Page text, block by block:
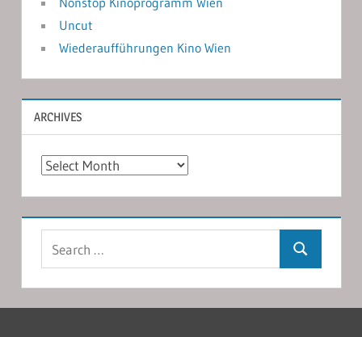
Uncut
Wiederaufführungen Kino Wien
ARCHIVES
Archives
Search